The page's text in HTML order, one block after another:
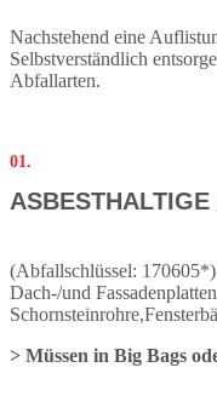
Nachstehend eine
Selbstverständlich
Abfallarten.
01.
(Abfallschlüssel: 170605*)
Dach-/und
> Müssen in Big Bags